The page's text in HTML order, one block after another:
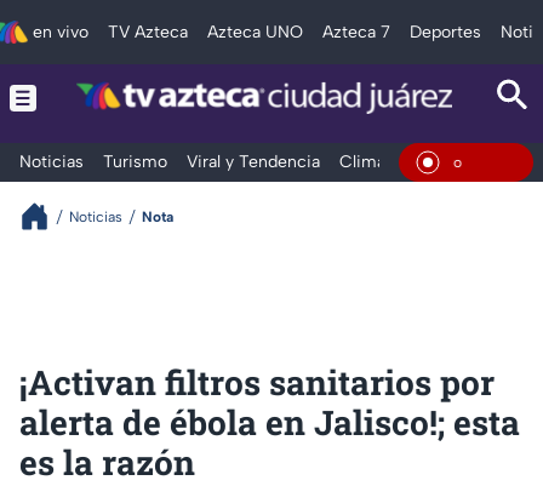
en vivo TV Azteca Azteca UNO Azteca 7 Deportes
Noticias Turismo Viral y Tendencia Clima Deportes En Vivo
Noticias Nota
¡Activan filtros sanitarios por
alerta de ébola en Jalisco!; esta
es la razón